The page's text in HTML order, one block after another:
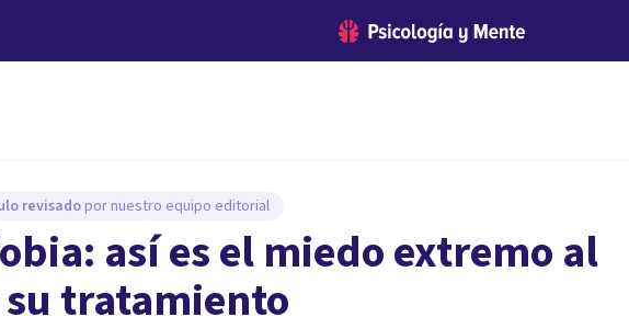
revisado por nuestro equipo editorial
así es el miedo extremo al
tratamiento